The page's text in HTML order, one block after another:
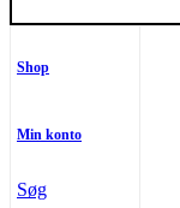
Shop
Min konto
Søg